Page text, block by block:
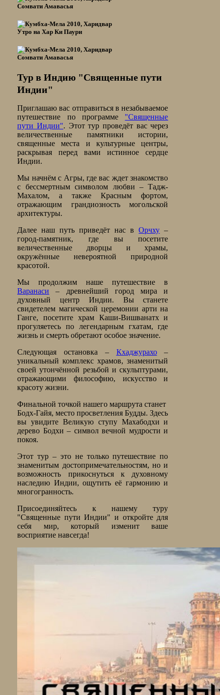
Сомвати Амавасья
Утро на Хар Ки Паури
Сомвати Амавасья
Тур в Индию "Священные пути
Индии"
Приглашаю вас отправиться в незабываемое
путешествие по программе "Священные
пути Индии". Этот тур проведёт вас через
величественные памятники истории,
священные места и культурные центры,
раскрывая перед вами истинное сердце
Индии.
Мы начнём с Агры, где вас ждет знакомство
с бессмертным символом любви – Тадж-
Махалом, а также Красным фортом,
отражающим грандиозность могольской
архитектуры.
Далее наш путь приведёт нас вОрчху –
город-памятник, где вы посетите
величественные дворцы и храмы,
окружённые невероятной природной
красотой.
Мы продолжим наше путешествие в
Варанаси – древнейший город мира и
духовный центр Индии. Вы станете
свидетелем магической церемонии арти на
Ганге, посетите храм Каши-Вишванатх и
прогуляетесь по легендарным гхатам, где
жизнь и смерть обретают особое значение.
Следующая остановка – Кхаджурахо–
уникальный комплекс храмов, знаменитый
своей утончённой резьбой и скульптурами,
отражающими философию, искусство и
красоту жизни.
Финальной точкой нашего маршрута станет
Бодх-Гайя, место просветления Будды. Здесь
вы увидите Великую ступу Махабодхи и
дерево Бодхи – символ вечной мудрости и
покоя.
Этот тур – это не только путешествие по
знаменитым достопримечательностям, но и
возможность прикоснуться к духовному
наследию Индии, ощутить её гармонию и
многогранность.
Присоединяйтесь к нашему туру
"Священные пути Индии" и откройте для
себя мир, который изменит ваше
восприятие навсегда!